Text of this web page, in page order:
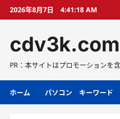
プ
2026年8月7日 4:41:19 AM
cdv3k.com
PR：本サイトはプロモーションを
ホーム パソコン キーワード